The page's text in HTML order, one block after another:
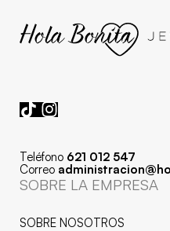
Teléfono 621 012 547
Correo
SOBRE LA EMPRESA
SOBRE NOSOTROS